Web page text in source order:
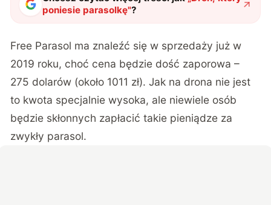
poniesie parasolkę"?
Free Parasol ma znaleźć się w sprzedaży już w
2019 roku, choć cena będzie dość zaporowa –
275 dolarów (około 1011 zł). Jak na drona nie jest
to kwota specjalnie wysoka, ale niewiele osób
będzie skłonnych zapłacić takie pieniądze za
zwykły parasol.